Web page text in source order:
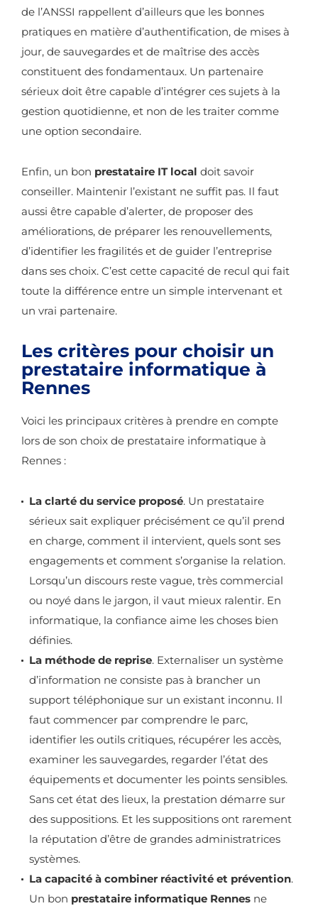
de l’ANSSI rappellent d’ailleurs que les bonnes
pratiques en matière d’authentification, de mises à
jour, de sauvegardes et de maîtrise des accès
constituent des fondamentaux. Un partenaire
sérieux doit être capable d’intégrer ces sujets à la
gestion quotidienne, et non de les traiter comme
une option secondaire.
Enfin, un bon prestataire IT local doit savoir
conseiller. Maintenir l’existant ne suffit pas. Il faut
aussi être capable d’alerter, de proposer des
améliorations, de préparer les renouvellements,
d’identifier les fragilités et de guider l’entreprise
dans ses choix. C’est cette capacité de recul qui fait
toute la différence entre un simple intervenant et
un vrai partenaire.
Les critères pour choisir un
prestataire informatique à
Rennes
Voici les principaux critères à prendre en compte
lors de son choix de prestataire informatique à
Rennes :
La clarté du service proposé. Un prestataire
sérieux sait expliquer précisément ce qu’il prend
en charge, comment il intervient, quels sont ses
engagements et comment s’organise la relation.
Lorsqu’un discours reste vague, très commercial
ou noyé dans le jargon, il vaut mieux ralentir. En
informatique, la confiance aime les choses bien
définies.
La méthode de reprise. Externaliser un système
d’information ne consiste pas à brancher un
support téléphonique sur un existant inconnu. Il
faut commencer par comprendre le parc,
identifier les outils critiques, récupérer les accès,
examiner les sauvegardes, regarder l’état des
équipements et documenter les points sensibles.
Sans cet état des lieux, la prestation démarre sur
des suppositions. Et les suppositions ont rarement
la réputation d’être de grandes administratrices
systèmes.
La capacité à combiner réactivité et prévention.
Un bon prestataire informatique Rennes ne